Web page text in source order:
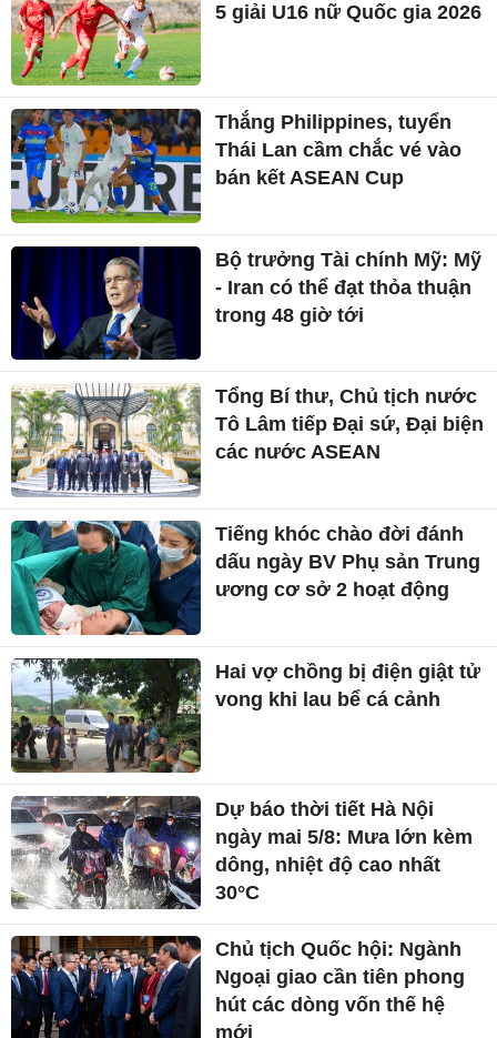
5 giải U16 nữ Quốc gia 2026
Thắng Philippines, tuyển
Thái Lan cầm chắc vé vào
bán kết ASEAN Cup
Bộ trưởng Tài chính Mỹ: Mỹ
- Iran có thể đạt thỏa thuận
trong 48 giờ tới
Tổng Bí thư, Chủ tịch nước
Tô Lâm tiếp Đại sứ, Đại biện
các nước ASEAN
Tiếng khóc chào đời đánh
dấu ngày BV Phụ sản Trung
ương cơ sở 2 hoạt động
Hai vợ chồng bị điện giật tử
vong khi lau bể cá cảnh
Dự báo thời tiết Hà Nội
ngày mai 5/8: Mưa lớn kèm
dông, nhiệt độ cao nhất
30°C
Chủ tịch Quốc hội: Ngành
Ngoại giao cần tiên phong
hút các dòng vốn thế hệ
mới